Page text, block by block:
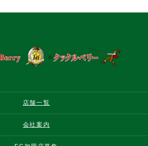
店舗一覧
会社案内